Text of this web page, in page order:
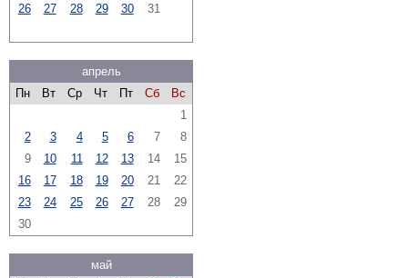
26
27 28 29 30 31
апрель
Пн
Вт Ср Чт Пт Сб
Вс
1
2
3 4 5 6 7
8
9
10 11 12 13 14
15
16
17 18 19 20 21
22
23
24 25 26 27 28
29
30
май